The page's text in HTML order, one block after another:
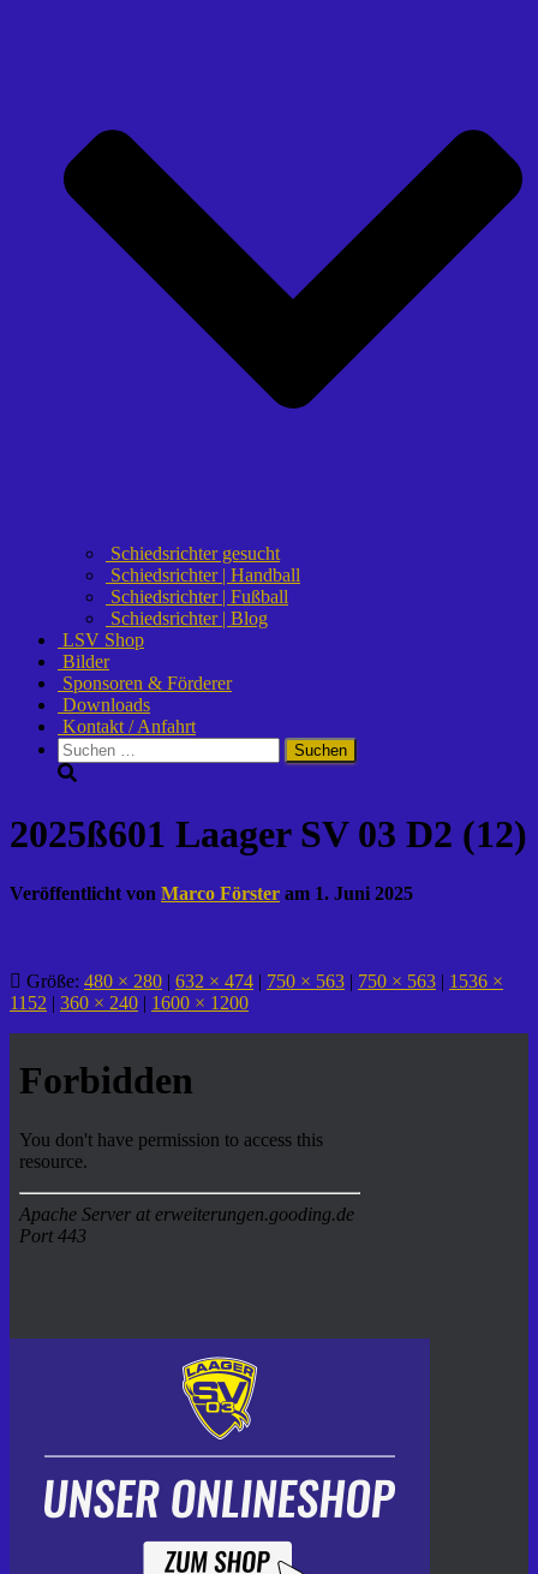
Schiedsrichter gesucht
Schiedsrichter | Handball
Schiedsrichter | Fußball
Schiedsrichter | Blog
LSV Shop
Bilder
Sponsoren & Förderer
Downloads
Kontakt / Anfahrt
Suchen
nach:
2025ß601 Laager SV 03 D2 (12)
Veröffentlicht von Marco Förster am 1. Juni 2025
Größe: 480 × 280 | 632 × 474 | 750 × 563 | 750 × 563 | 1536 ×
1152 | 360 × 240 | 1600 × 1200